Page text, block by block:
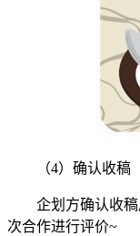
（4）确认收稿
企划方确认收稿
次合作进行评价~